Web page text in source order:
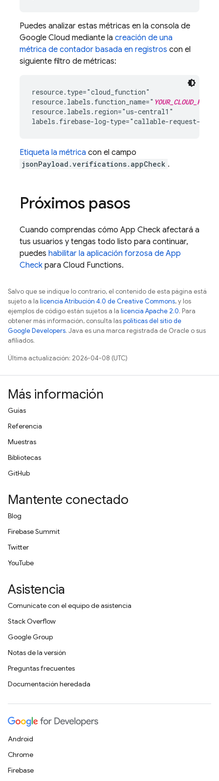
Puedes analizar estas métricas en la consola de
Google Cloud mediante la creación de una
métrica de contador basada en registros con el
siguiente filtro de métricas:
resource.type="cloud_function"
resource.labels.function_name="
resource.labels.region="us-central1"
Etiqueta la métrica con el campo
jsonPayload.verifications.appCheck .
Próximos pasos
Cuando comprendas cómo App Check afectará a
tus usuarios y tengas todo listo para continuar,
puedes habilitar la aplicación forzosa de App
Check para Cloud Functions.
Salvo que se indique lo contrario, el contenido de esta página está
sujeto a la licencia Atribución 4.0 de Creative Commons, y los
ejemplos de código están sujetos a la licencia Apache 2.0. Para
obtener más información, consulta laspolíticas del sitio de
Google Developers. Java es una marca registrada de Oracle o sus
afiliados.
Última actualización: 2026-04-08 (UTC)
Más información
Guías
Referencia
Muestras
Bibliotecas
GitHub
Mantente conectado
Blog
Firebase Summit
Twitter
YouTube
Asistencia
Comunícate con el equipo de asistencia
Stack Overflow
Google Group
Notas de la versión
Preguntas frecuentes
Documentación heredada
Android
Chrome
Firebase